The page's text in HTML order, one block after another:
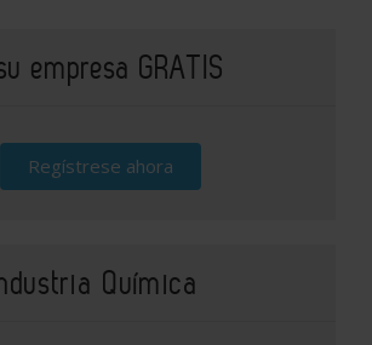
empresa GRATIS
Regístrese ahora
Química